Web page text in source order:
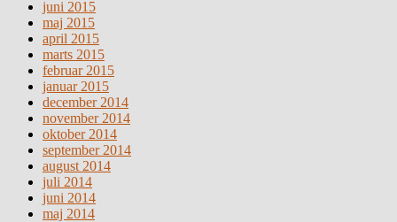
juni 2015
maj 2015
april 2015
marts 2015
februar 2015
januar 2015
december 2014
november 2014
oktober 2014
september 2014
august 2014
juli 2014
juni 2014
maj 2014